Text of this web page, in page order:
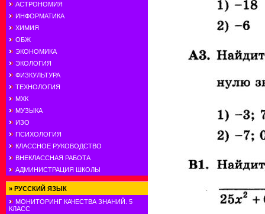
АСТРОНОМИЯ
ИНФОРМАТИКА
ХИМИЯ
ОБЖ
ЭКОНОМИКА
ЭКОЛОГИЯ
ФИЗКУЛЬТУРА
ТЕХНОЛОГИЯ
МХК
МУЗЫКА
ИЗО
ПСИХОЛОГИЯ
КЛАССНОЕ РУКОВОДСТВО
ВНЕКЛАССНАЯ РАБОТА
АДМИНИСТРАЦИЯ ШКОЛЫ
» РУССКИЙ ЯЗЫК
МОНИТОРИНГ КАЧЕСТВА ЗНАНИЙ. 5
КЛАСС